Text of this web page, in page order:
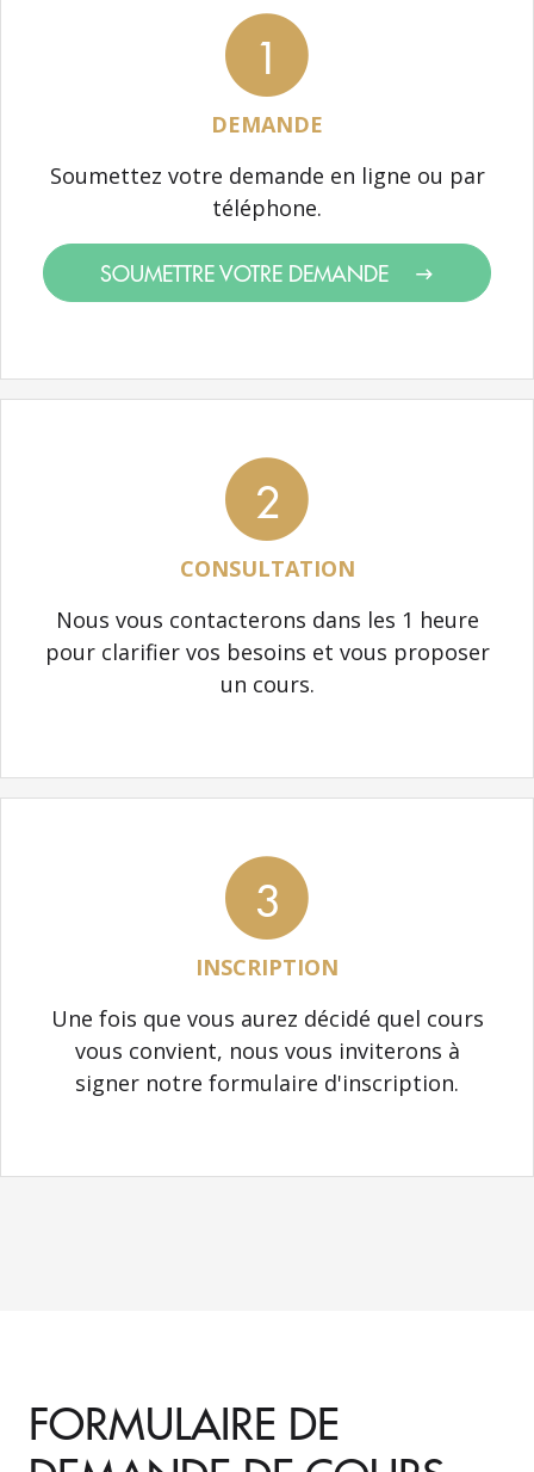
1
DEMANDE
Soumettez votre demande en ligne ou par
téléphone.
SOUMETTRE VOTRE DEMANDE
2
CONSULTATION
Nous vous contacterons dans les 1 heure
pour clarifier vos besoins et vous proposer
un cours.
3
INSCRIPTION
Une fois que vous aurez décidé quel cours
vous convient, nous vous inviterons à
signer notre formulaire d'inscription.
FORMULAIRE DE